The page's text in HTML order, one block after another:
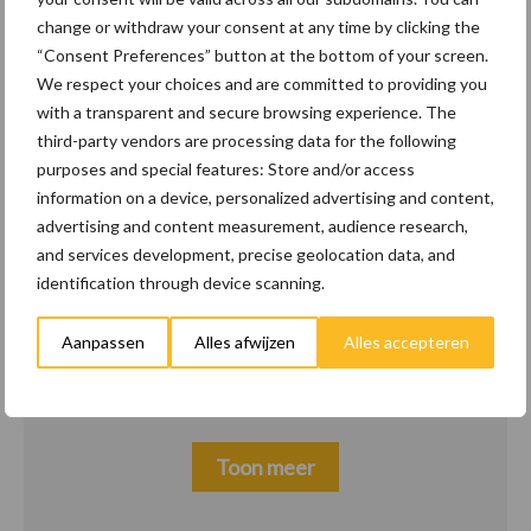
change or withdraw your consent at any time by clicking the
“Consent Preferences” button at the bottom of your screen.
We respect your choices and are committed to providing you
with a transparent and secure browsing experience. The
third-party vendors are processing data for the following
purposes and special features: Store and/or access
information on a device, personalized advertising and content,
advertising and content measurement, audience research,
and services development, precise geolocation data, and
identification through device scanning.
Aanpassen Alles afwijzen Alles accepteren
8 jan
Belastingdienst publiceert
Landelijke
Landbouwnormen 2025
23 dec
10 praktisch tips om je
voor te bereiden op
mogelijke uitval van het
stroomnet
23 dec
EU-pluimveesector groeit
door, maar tempo vlakt af
Toon meer